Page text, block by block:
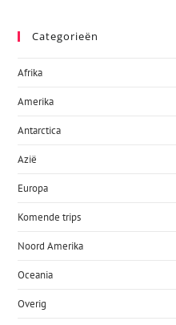
Categorieën
Afrika
Amerika
Antarctica
Azië
Europa
Komende trips
Noord Amerika
Oceania
Overig